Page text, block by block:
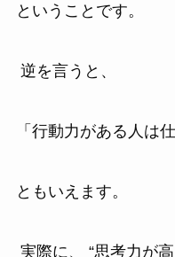
ということです。
逆を言うと、
「行動力がある人は
ともいえます。
実際に、 “思考力が